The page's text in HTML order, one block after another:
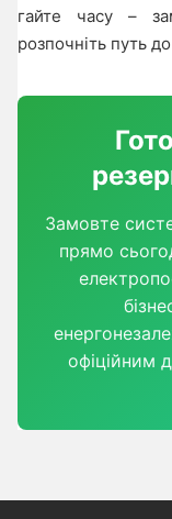
гайте часу –
розпочніть путь
Замовте
прямо
офіційним